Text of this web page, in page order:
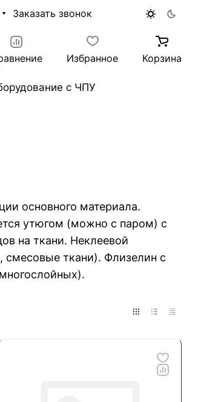
Заказать звонок
Избранное Корзина
с ЧПУ
основного материала.
утюгом (можно с паром) с
на ткани. Неклеевой
смесовые ткани). Флизелин с